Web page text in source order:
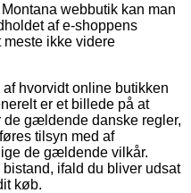
webbutik kan man
af e-shoppens
meste ikke videre
hvorvidt online butikken
er et billede på at
de gældende danske regler,
tilsyn med af
de gældende vilkår.
ifald du bliver udsat
køb.